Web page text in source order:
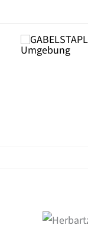
Inhalt
springen